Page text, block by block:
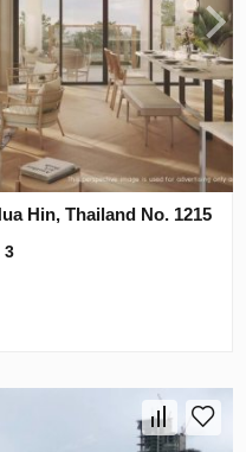
Hin, Thailand No. 1215
3